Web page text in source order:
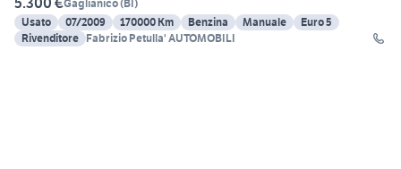
Gaglianico(BI)
Usato
07/2009 170000 Km Benzina Manuale
Euro 5
Rivenditore Fabrizio Petulla' AUTOMOBILI